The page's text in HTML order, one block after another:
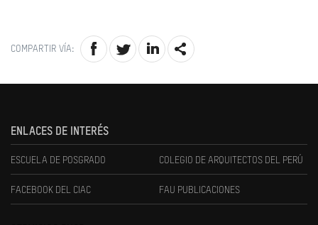
COMPARTIR VÍA:
ENLACES DE INTERÉS
ESCUELA DE POSGRADO COLEGIO DE ARQUITECTOS DEL PERÚ
FACEBOOK DEL CIAC FAU PUBLICACIONES